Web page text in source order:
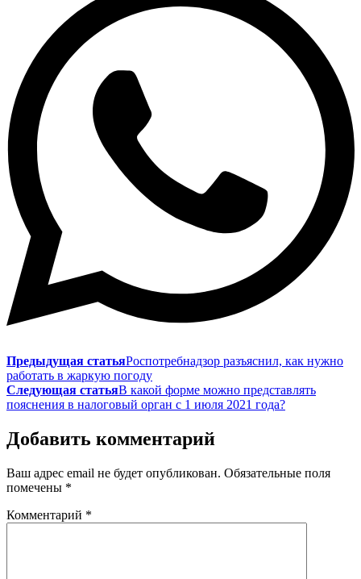
Предыдущая статьяРоспотребнадзор разъяснил, как нужно
работать в жаркую погоду
Следующая статьяВ какой форме можно представлять
пояснения в налоговый орган с 1 июля 2021 года?
Добавить комментарий
Ваш адрес email не будет опубликован. Обязательные поля
помечены *
Комментарий *